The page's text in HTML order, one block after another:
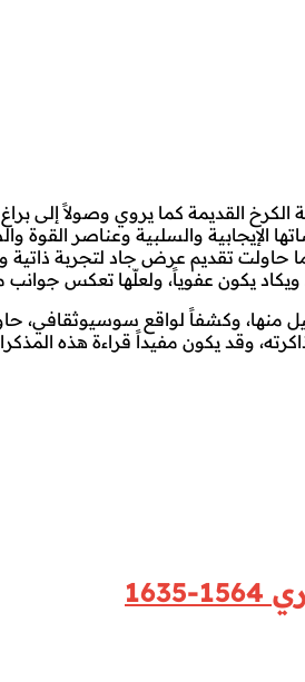
القديمة كما يروي وصولاً إلى
الإيجابية والسلبية وعناصر
حاولت تقديم عرض جاد لتجربة
يكون عفوياً، ولعلّها تعكس
وكشفاً لواقع سوسيوثقافي،
وقد يكون مفيداً قراءة هذه